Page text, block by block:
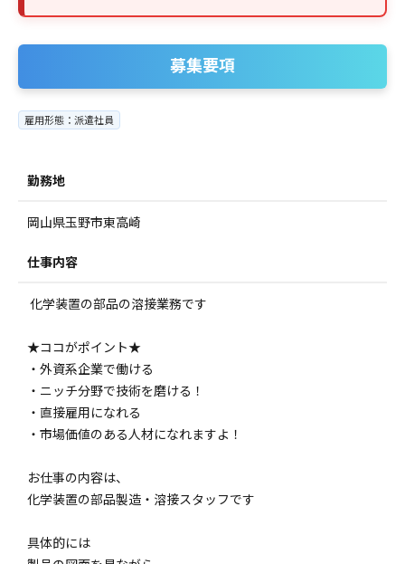
募集要項
雇用形態：派遣社員
勤務地
岡山県玉野市東高崎
仕事内容
化学装置の部品の溶接業務です
★ココがポイント★
・外資系企業で働ける
・ニッチ分野で技術を磨ける！
・直接雇用になれる
・市場価値のある人材になれますよ！
お仕事の内容は、
化学装置の部品製造・溶接スタッフです
具体的には